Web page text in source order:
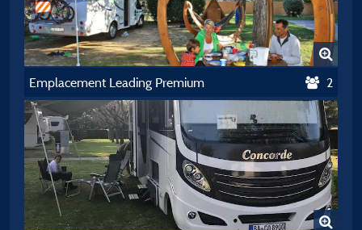
Emplacement Leading Premium 2